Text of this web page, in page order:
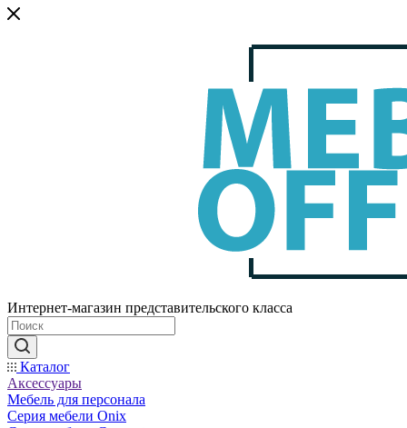
Интернет-магазин представительского класса
Каталог
Аксессуары
Мебель для персонала
Серия мебели Onix